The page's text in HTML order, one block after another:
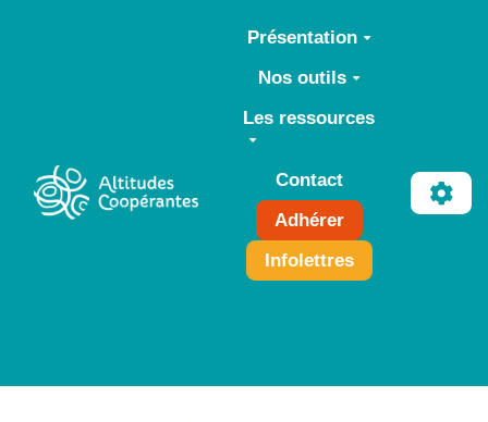
Aller au contenu principal
Présentation
Nos outils
Les ressources
Contact
Adhérer
Infolettres